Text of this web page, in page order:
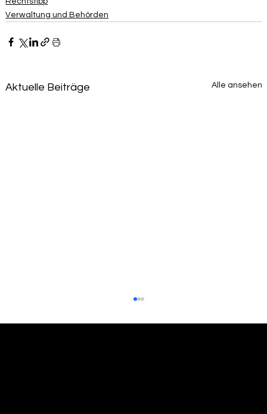
Verwaltung und Behörden
Aktuelle Beiträge Alle ansehen